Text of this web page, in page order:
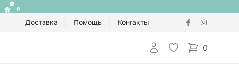
Доставка Помощь Контакты
Авторизоваться
Избранное
0
items in cart,